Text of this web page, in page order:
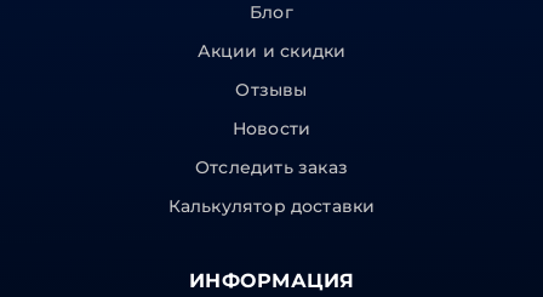
Блог
Акции и скидки
Отзывы
Новости
Отследить заказ
Калькулятор доставки
ИНФОРМАЦИЯ